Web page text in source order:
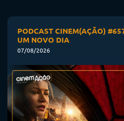
PODCAST CINEM(AÇÃO)
UM NOVO DIA
07/08/2026